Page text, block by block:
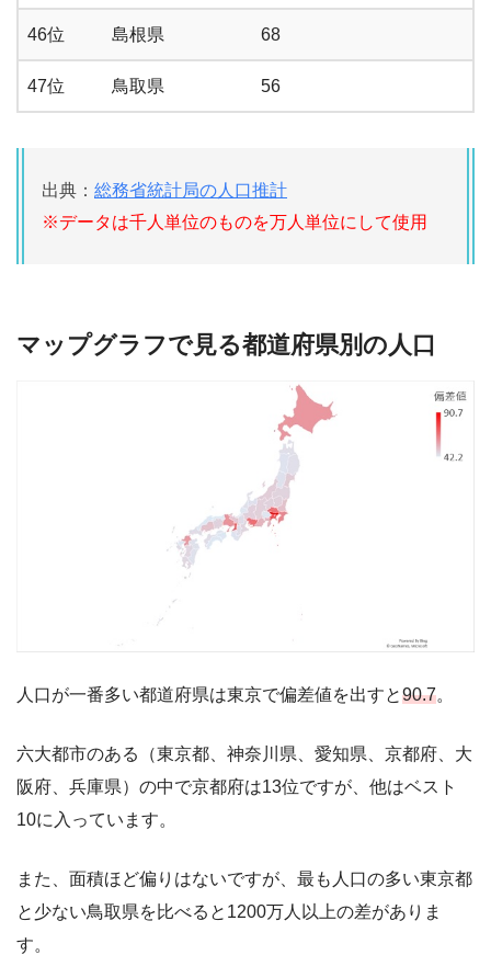
46位 島根県 68
47位 鳥取県 56
出典： 総務省統計局の人口推計
※データは千人単位のものを万人単位にして使用
マップグラフで見る都道府県別の人口
人口が一番多い都道府県は東京で偏差値を出すと90.7。
六大都市のある（東京都、神奈川県、愛知県、京都府、大
阪府、兵庫県）の中で京都府は13位ですが、他はベスト
10に入っています。
また、面積ほど偏りはないですが、最も人口の多い東京都
と少ない鳥取県を比べると1200万人以上の差がありま
す。